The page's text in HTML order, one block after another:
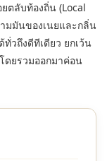
ตลับท้องถิ่น (Local
มมันของเนยและกลิ่น
วถึงดีทีเดียว ยกเว้น
ดยรวมออกมาค่อน